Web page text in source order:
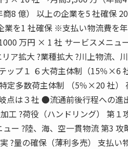
商8 億） 以上の企業を5 社確保
業を1 社確保 ※支払い物流費を
万円 × 1 社 サービスメニ
ア拡大 ?業種拡大 ?川上物流
ップ１ ６大荷主体制（15％×6
定多数荷主体制 （5％×20 社）
点は３社 ●流通前後行程への進
工 ?荷役（ハンドリング） 第
ュー ?陸、海、空一貫物流 第
?量の確保（薄利多売） 支払